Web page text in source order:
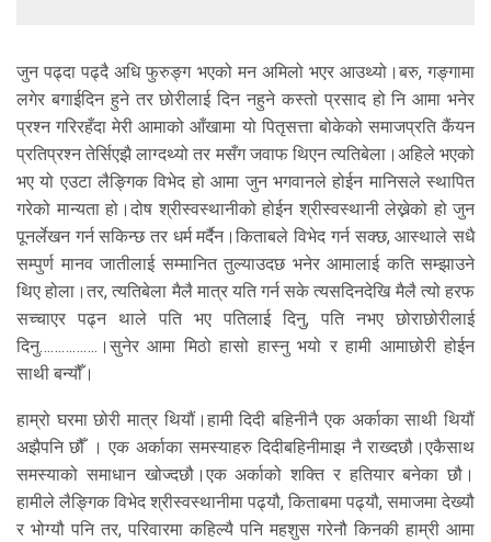
जुन पढ्दा पढ्दै अधि फुरुङ्ग भएको मन अमिलो भएर आउथ्यो।बरु, गङ्गामा
लगेर बगाईदिन हुने तर छोरीलाई दिन नहुने कस्तो प्रसाद हो नि आमा भनेर
प्रश्न गरिरहँदा मेरी आमाको आँखामा यो पितृसत्ता बोकेको समाजप्रति कैंयन
प्रतिप्रश्न तेर्सिएझै लाग्दथ्यो तर मसँग जवाफ थिएन त्यतिबेला।अहिले भएको
भए यो एउटा लैङ्गिक विभेद हो आमा जुन भगवानले होईन मानिसले स्थापित
गरेको मान्यता हो।दोष श्रीस्वस्थानीको होईन श्रीस्वस्थानी लेख्नेको हो जुन
पूनर्लेखन गर्न सकिन्छ तर धर्म मर्दैन।किताबले विभेद गर्न सक्छ, आस्थाले सधै
सम्पुर्ण मानव जातीलाई सम्मानित तुल्याउदछ भनेर आमालाई कति सम्झाउने
थिए होला।तर, त्यतिबेला मैलै मात्र यति गर्न सके त्यसदिनदेखि मैलै त्यो हरफ
सच्चाएर पढ्न थाले पति भए पतिलाई दिनु, पति नभए छोराछोरीलाई
दिनु…………….।सुनेर आमा मिठो हासो हास्नु भयो र हामी आमाछोरी होईन
साथी बन्यौँ।
हाम्रो घरमा छोरी मात्र थियौं।हामी दिदी बहिनीनै एक अर्काका साथी थियौं
अझैपनि छौँ । एक अर्काका समस्याहरु दिदीबहिनीमाझ नै राख्दछौ।एकैसाथ
समस्याको समाधान खोज्दछौ।एक अर्काको शक्ति र हतियार बनेका छौ।
हामीले लैङ्गिक विभेद श्रीस्वस्थानीमा पढ्यौ, किताबमा पढ्यौ, समाजमा देख्यौ
र भोग्यौ पनि तर, परिवारमा कहिल्यै पनि महशुस गरेनौ किनकी हाम्री आमा